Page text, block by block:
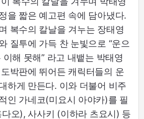
을 짧은 예고편 속에 담아냈다.
복수의 칼날을 겨누는 장태영
질투에 가득 찬 눈빛으로 “운으
이해 못해” 라고 내뱉는 박태영
박판에 뛰어든 캐릭터들의 운
하게 만든다. 이와 더불어 비주
인 가네코(미요시 아야카)를 필
오), 사사키 (이하라 츠요시) 등